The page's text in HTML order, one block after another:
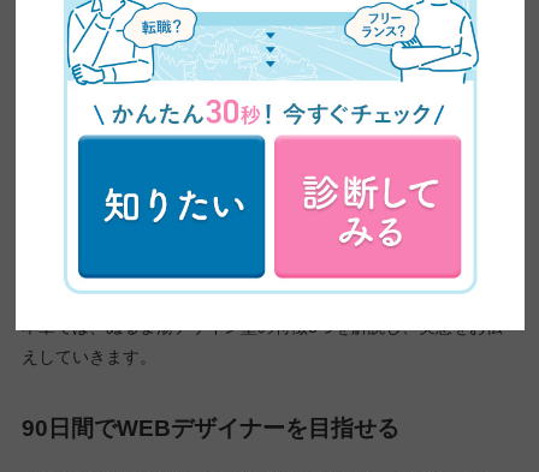
ぬるま湯デザイン塾のコース別料金を解説してきましたが、「他
のスクールと比較して何が良いの？」「怪しいスクールじゃない
よね？」と不安を持っている方もいるかもしれません。
本章では、ぬるま湯デザイン塾の特徴3つを解説し、実態をお伝
えしていきます。
90日間でWEBデザイナーを目指せる